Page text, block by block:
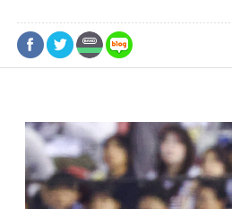
로그 즐겨찾기
0